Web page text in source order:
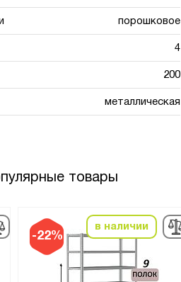
порошковое
4
200
металлическая
товары
-22%
в наличии